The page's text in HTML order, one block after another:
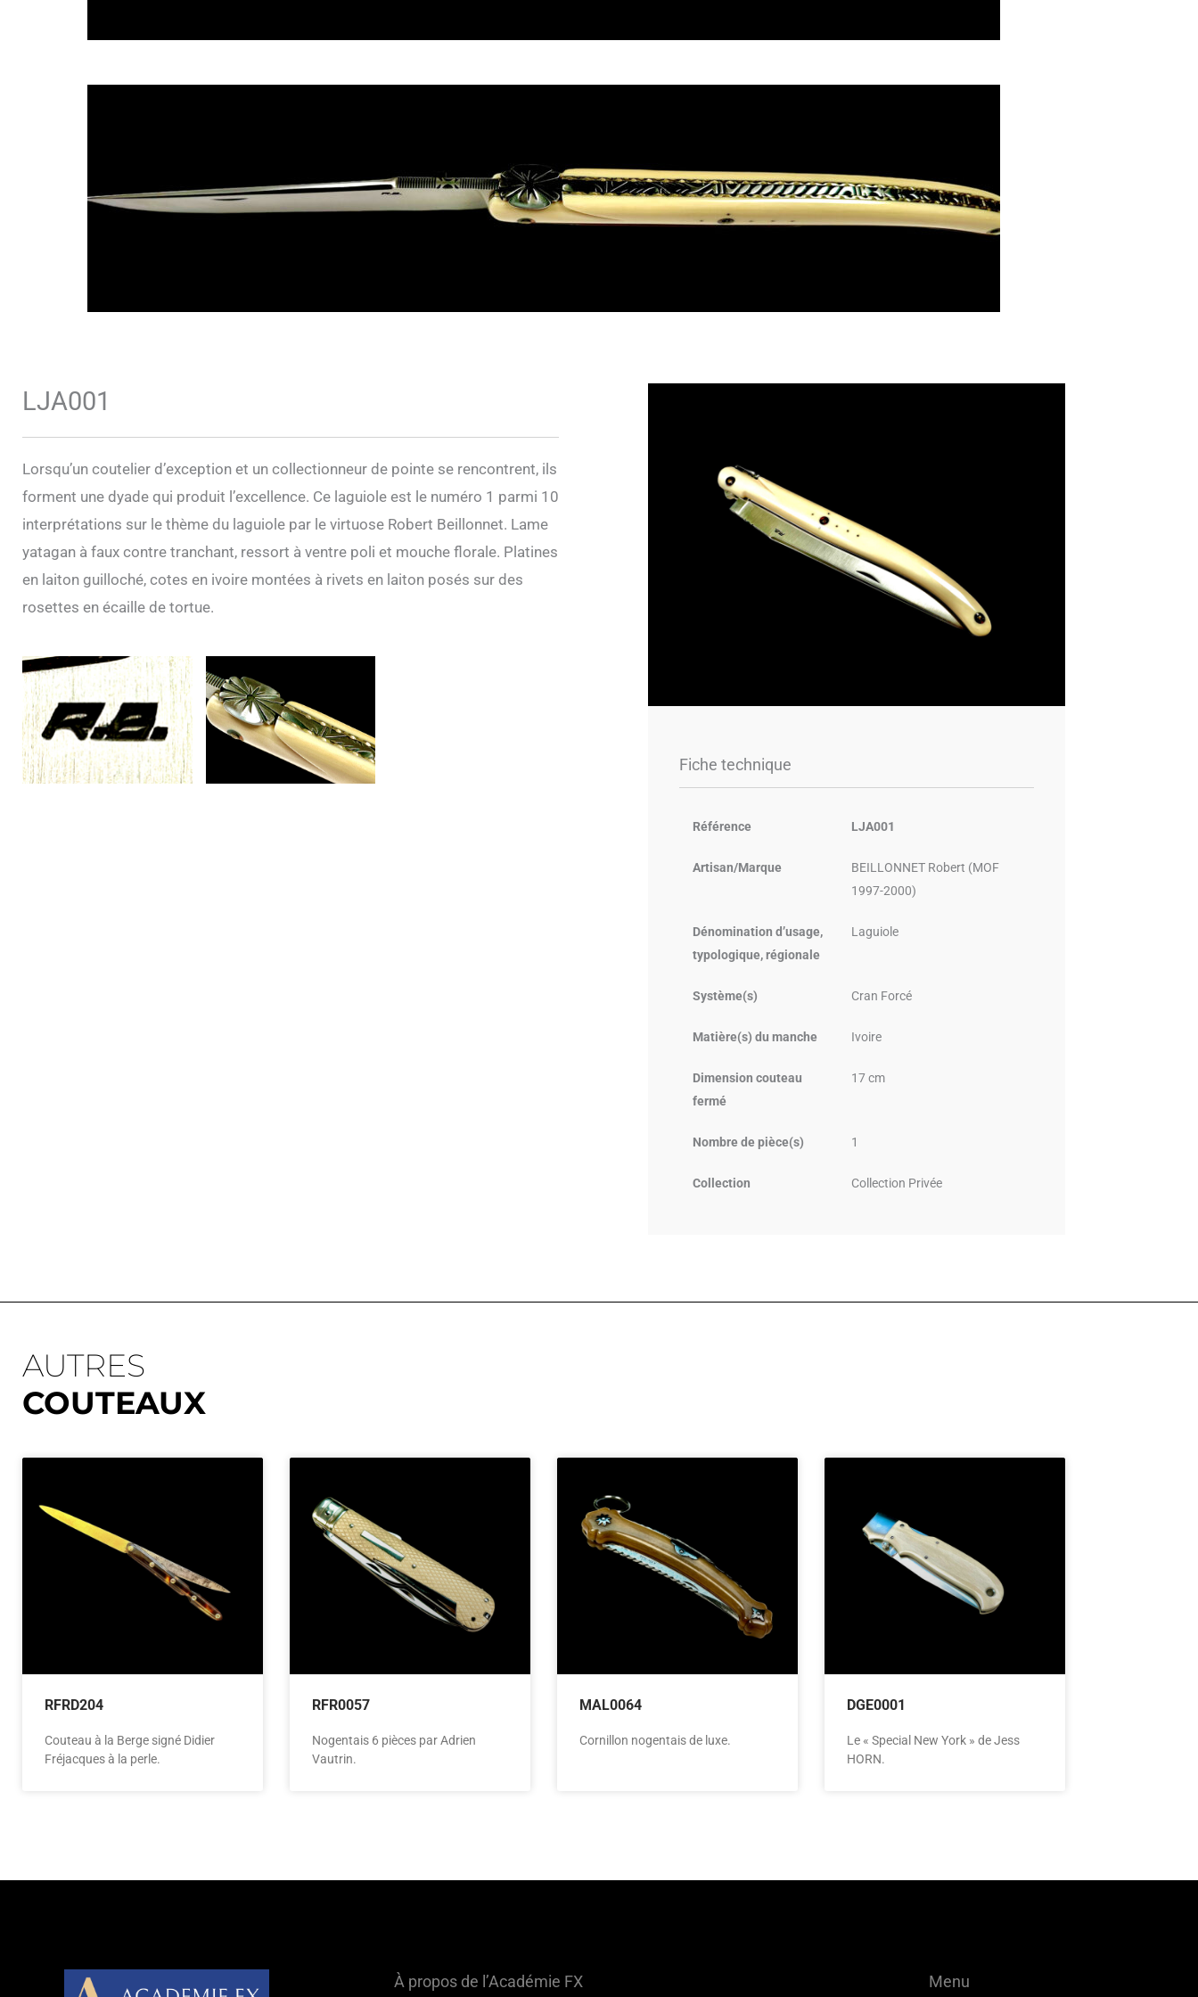
LJA001
Lorsqu’un coutelier d’exception et un collectionneur de pointe se rencontrent, ils
forment une dyade qui produit l’excellence. Ce laguiole est le numéro 1 parmi 10
interprétations sur le thème du laguiole par le virtuose Robert Beillonnet. Lame
yatagan à faux contre tranchant, ressort à ventre poli et mouche florale. Platines
en laiton guilloché, cotes en ivoire montées à rivets en laiton posés sur des
rosettes en écaille de tortue.
Fiche technique
Référence LJA001
Artisan/Marque
BEILLONNET Robert (MOF
1997-2000)
Dénomination d’usage,
typologique, régionale
Laguiole
Système(s) Cran Forcé
Matière(s) du manche Ivoire
Dimension couteau
fermé
17 cm
Nombre de pièce(s) 1
Collection Collection Privée
AUTRES
COUTEAUX
RFRD204
Couteau à la Berge signé Didier
Fréjacques à la perle.
RFR0057
Nogentais 6 pièces par Adrien
Vautrin.
MAL0064
Cornillon nogentais de luxe.
DGE0001
Le « Special New York » de Jess
HORN.
À propos de l’Académie FX Menu